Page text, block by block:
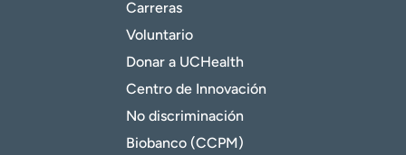
Carreras
Voluntario
Donar a UCHealth
Centro de Innovación
No discriminación
Biobanco (CCPM)